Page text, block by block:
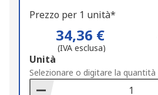
Prezzo per 1 unità*
34,36 €
(IVA esclusa)
Add
to
Basket
Unità
Selezionare o digitare la quantità